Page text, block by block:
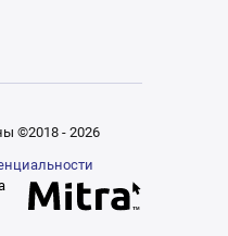
©2018 - 2026